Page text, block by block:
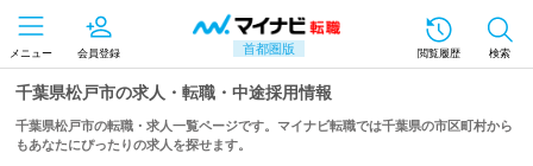
首都圏版
メニュー 会員登録 閲覧履歴 検索
千葉県松戸市の求人・転職・中途採用情報
千葉県松戸市の転職・求人一覧ページです。マイナビ転職では千葉県の市区町村から
もあなたにぴったりの求人を探せます。